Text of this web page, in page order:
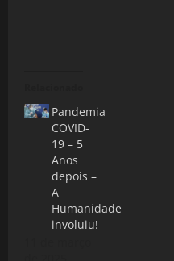
Pandemia
COVID-
19 – 5
Anos
depois –
A
Humanidade
involuiu!